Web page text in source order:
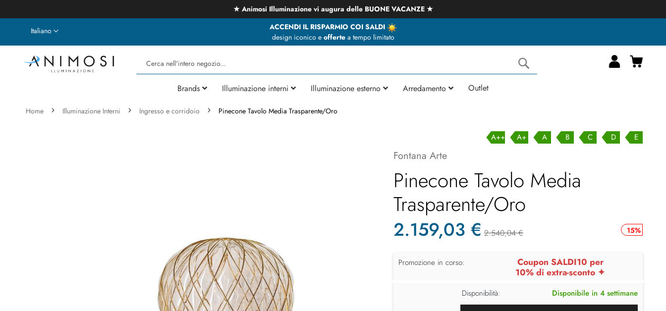
★ Animosi Illuminazione vi augura delle BUONE VACANZE ★
ACCENDI IL RISPARMIO COI SALDI
design iconico e offertea tempo limitato
Lingua
Italiano
Cerca Cerca
Carrello
Brands Illuminazione interni Illuminazione esterno Arredamento Outlet
Home Illuminazione Interni Ingresso e corridoio Pinecone Tavolo Media Trasparente/Oro
A++ A+ A B C D E
Fontana Arte
Pinecone Tavolo Media
Trasparente/Oro
15%
2.159,03 € 2.540,04 €
Promozione in corso:
Coupon SALDI10 per
10% di extra-sconto ✦
Disponibilità: Disponibile in 4 settimane